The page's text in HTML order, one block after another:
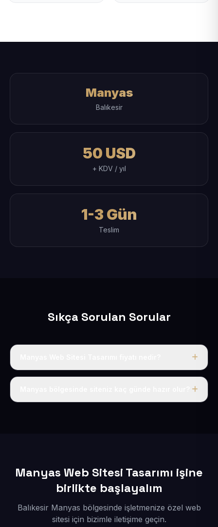
Manyas
Balıkesir
50 USD
+ KDV / yıl
1-3 Gün
Teslim
Sıkça Sorulan Sorular
Tek fiyat uygulanır: yıllık 50 USD + KDV. Bu bedele alan
Manyas Web Sitesi Tasarımı işine
birlikte başlayalım
Balıkesir Manyas bölgesinde işletmenize özel web
sitesi için bizimle iletişime geçin.